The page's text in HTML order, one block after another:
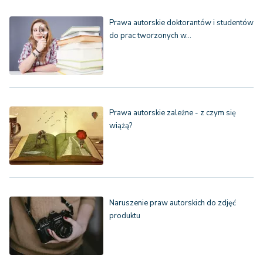
Prawa autorskie doktorantów i studentów
do prac tworzonych w…
Prawa autorskie zależne - z czym się
wiążą?
Naruszenie praw autorskich do zdjęć
produktu